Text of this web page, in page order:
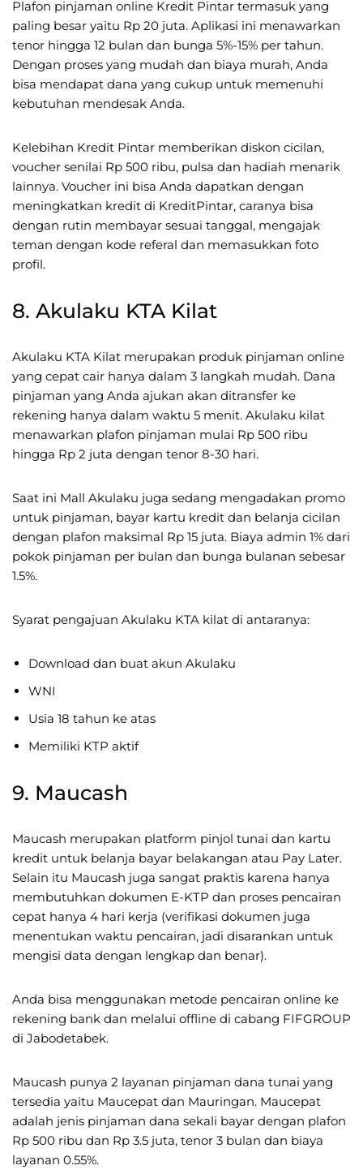
Plafon pinjaman online Kredit Pintar termasuk yang
paling besar yaitu Rp 20 juta. Aplikasi ini menawarkan
tenor hingga 12 bulan dan bunga 5%-15% per tahun.
Dengan proses yang mudah dan biaya murah, Anda
bisa mendapat dana yang cukup untuk memenuhi
kebutuhan mendesak Anda.
Kelebihan Kredit Pintar memberikan diskon cicilan,
voucher senilai Rp 500 ribu, pulsa dan hadiah menarik
lainnya. Voucher ini bisa Anda dapatkan dengan
meningkatkan kredit di KreditPintar, caranya bisa
dengan rutin membayar sesuai tanggal, mengajak
teman dengan kode referal dan memasukkan foto
profil.
8. Akulaku KTA Kilat
Akulaku KTA Kilat merupakan produk pinjaman online
yang cepat cair hanya dalam 3 langkah mudah. Dana
pinjaman yang Anda ajukan akan ditransfer ke
rekening hanya dalam waktu 5 menit. Akulaku kilat
menawarkan plafon pinjaman mulai Rp 500 ribu
hingga Rp 2 juta dengan tenor 8-30 hari.
Saat ini Mall Akulaku juga sedang mengadakan promo
untuk pinjaman, bayar kartu kredit dan belanja cicilan
dengan plafon maksimal Rp 15 juta. Biaya admin 1% dari
pokok pinjaman per bulan dan bunga bulanan sebesar
1.5%.
Syarat pengajuan Akulaku KTA kilat di antaranya:
Download dan buat akun Akulaku
WNI
Usia 18 tahun ke atas
Memiliki KTP aktif
9. Maucash
Maucash merupakan platform pinjol tunai dan kartu
kredit untuk belanja bayar belakangan atau Pay Later.
Selain itu Maucash juga sangat praktis karena hanya
membutuhkan dokumen E-KTP dan proses pencairan
cepat hanya 4 hari kerja (verifikasi dokumen juga
menentukan waktu pencairan, jadi disarankan untuk
mengisi data dengan lengkap dan benar).
Anda bisa menggunakan metode pencairan online ke
rekening bank dan melalui offline di cabang FIFGROUP
di Jabodetabek.
Maucash punya 2 layanan pinjaman dana tunai yang
tersedia yaitu Maucepat dan Mauringan. Maucepat
adalah jenis pinjaman dana sekali bayar dengan plafon
Rp 500 ribu dan Rp 3.5 juta, tenor 3 bulan dan biaya
layanan 0.55%.